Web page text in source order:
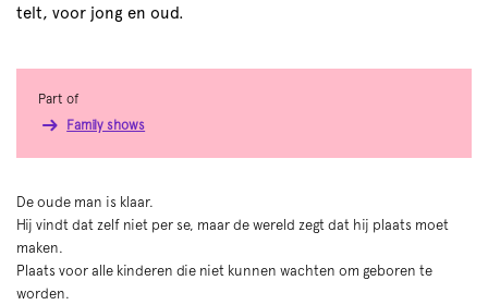
telt, voor jong en oud.
De oude man is klaar.
Hij vindt dat zelf niet per se, maar de wereld zegt dat hij plaats moet
maken.
Plaats voor alle kinderen die niet kunnen wachten om geboren te
worden.
Part of
Family shows